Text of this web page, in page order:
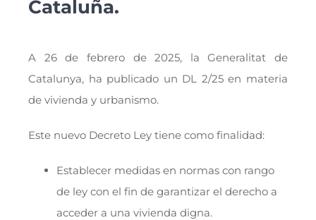
Cataluña.
A 26 de febrero de 2025, la Generalitat de
Catalunya, ha publicado un DL 2/25 en materia
de vivienda y urbanismo.
Este nuevo Decreto Ley tiene como finalidad:
Establecer medidas en normas con rango
de ley con el fin de garantizar el derecho a
acceder a una vivienda digna.